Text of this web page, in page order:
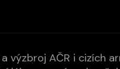
výzbroj AČR i cizích